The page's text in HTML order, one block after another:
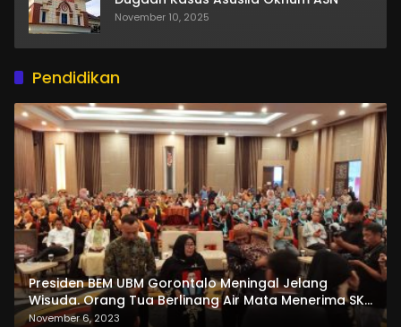
November 10, 2025
Pendidikan
Presiden BEM UBM Gorontalo Meningal Jelang
Wisuda. Orang Tua Berlinang Air Mata Menerima SKL
dan Pemasangan Salempang
November 6, 2023